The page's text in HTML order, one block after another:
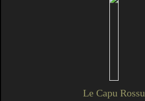
Le Capu Rossu